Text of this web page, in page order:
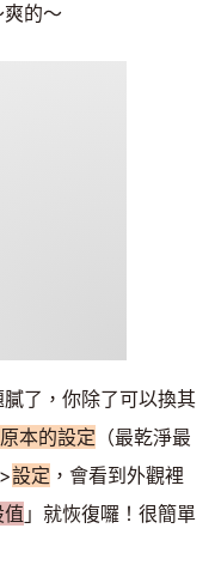
的～
了，你除了可以換其
本的設定 （最乾淨最
設定 ，會看到外觀裡
」就恢復囉！很簡單